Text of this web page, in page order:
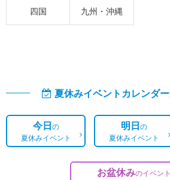
四国 九州・沖縄
夏休みイベントカレンダ
今日の
夏休みイベント
明日の
夏休みイベント
お盆休みのイベント